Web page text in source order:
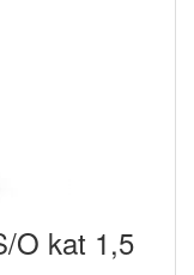
O kat 1,5